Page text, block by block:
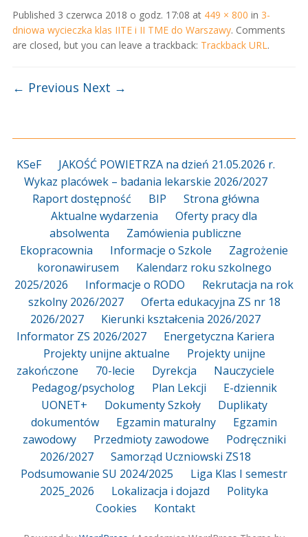
Published 3 czerwca 2018 o godz. 17:08 at 449 × 800 in 3-
dniowa wycieczka klas IITE i II TME do Warszawy. Comments
are closed, but you can leave a trackback: Trackback URL.
← Previous Next →
KSeF
JAKOŚĆ POWIETRZA na dzień 21.05.2026 r.
Wykaz placówek – badania lekarskie 2026/2027
Raport dostępność
BIP
Strona główna
Aktualne wydarzenia
Oferty pracy dla
absolwenta
Zamówienia publiczne
Ekopracownia
Informacje o Szkole
Zagrożenie
koronawirusem
Kalendarz roku szkolnego
2025/2026
Informacje o RODO
Rekrutacja na rok
szkolny 2026/2027
Oferta edukacyjna ZS nr 18
2026/2027
Kierunki kształcenia 2026/2027
Informator ZS 2026/2027
Energetyczna Kariera
Projekty unijne aktualne
Projekty unijne
zakończone
70-lecie Dyrekcja
Nauczyciele
Pedagog/psycholog
Plan Lekcji
E-dziennik
UONET+
Dokumenty Szkoły
Duplikaty
dokumentów
Egzamin maturalny
Egzamin
zawodowy
Przedmioty zawodowe
Podręczniki
2026/2027
Samorząd Uczniowski ZS18
Podsumowanie SU 2024/2025
Liga Klas I semestr
2025_2026
Lokalizacja i dojazd
Polityka
Cookies
Kontakt